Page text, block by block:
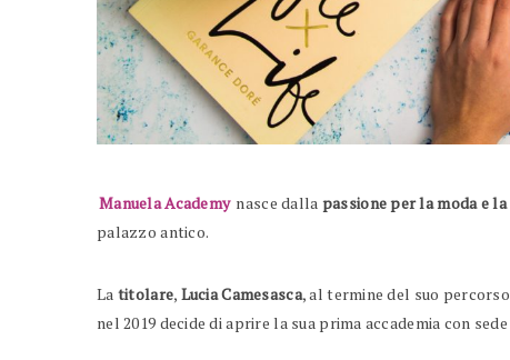
Manuela Academy nasce dalla passione per la moda e
palazzo antico.
La titolare, Lucia Camesasca, al termine del suo
nel 2019 decide di aprire la sua prima accademia con